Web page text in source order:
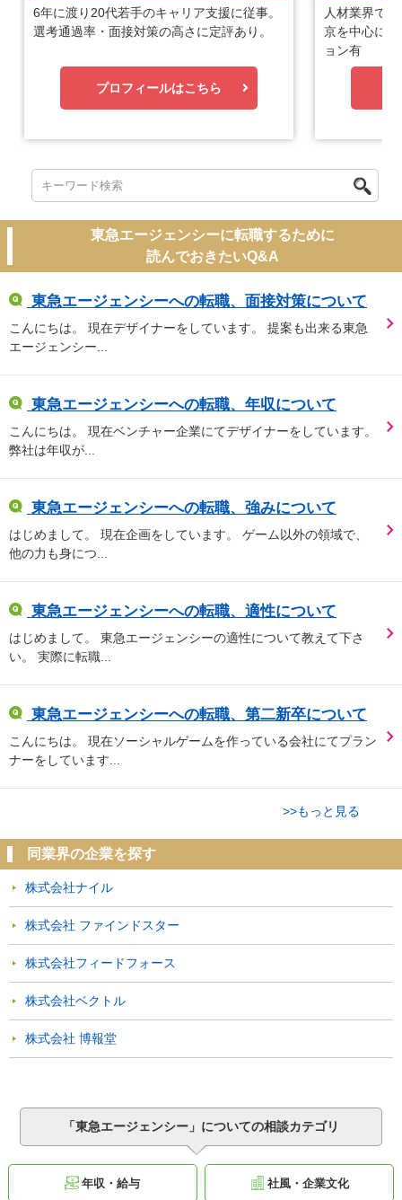
6年に渡り20代若手のキャリア支援に従事。
選考通過率・面接対策の高さに定評あり。
プロフィールはこちら
人材業界で
京を中心に
ョン有
東急エージェンシーに転職するために
読んでおきたいQ&A
東急エージェンシーへの転職、面接対策について
こんにちは。 現在デザイナーをしています。 提案も出来る東急
エージェンシー...
東急エージェンシーへの転職、年収について
こんにちは。 現在ベンチャー企業にてデザイナーをしています。
弊社は年収が...
東急エージェンシーへの転職、強みについて
はじめまして。 現在企画をしています。 ゲーム以外の領域で、
他の力も身につ...
東急エージェンシーへの転職、適性について
はじめまして。 東急エージェンシーの適性について教えて下さ
い。 実際に転職...
東急エージェンシーへの転職、第二新卒について
こんにちは。 現在ソーシャルゲームを作っている会社にてプラン
ナーをしています...
>>もっと見る
同業界の企業を探す
株式会社ナイル
株式会社 ファインドスター
株式会社フィードフォース
株式会社ベクトル
株式会社 博報堂
「東急エージェンシー」についての相談カテゴリ
年収・給与 社風・企業文化